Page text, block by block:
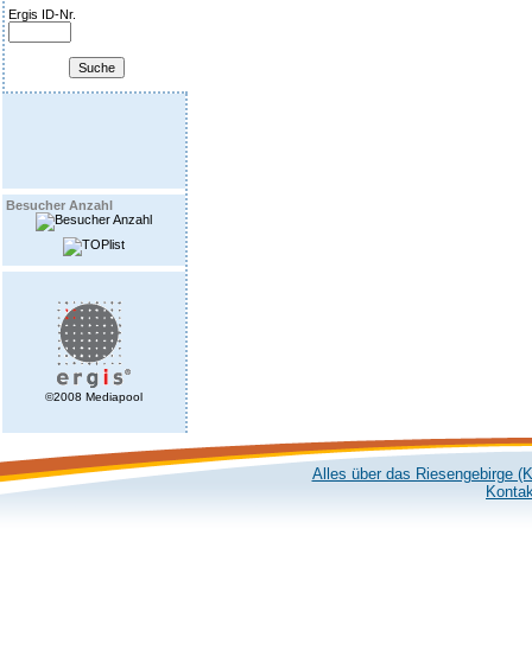
Ergis ID-Nr.
Besucher Anzahl
©2008 Mediapool
Alles über das Riesengebirge